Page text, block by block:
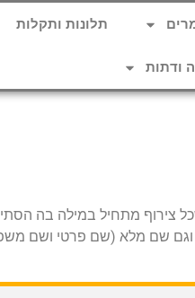
תלונות ותקלות
ודתות
צירוף מתחיל במילה בה
שם מלא (שם פרטי ושם